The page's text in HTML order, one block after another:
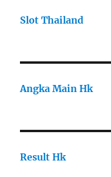
Slot Thailand
Angka Main Hk
Result Hk